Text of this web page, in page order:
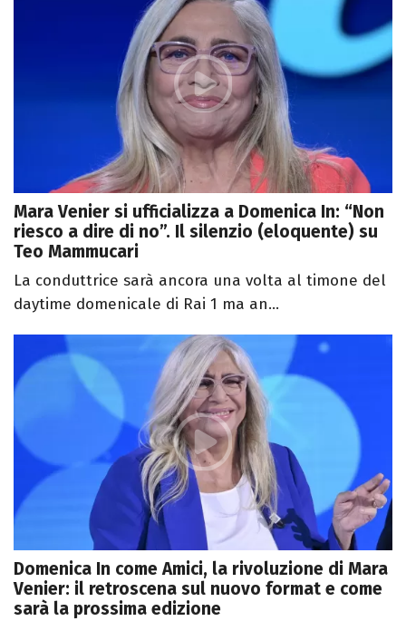
Mara Venier si ufficializza a Domenica In: “Non
riesco a dire di no”. Il silenzio (eloquente) su
Teo Mammucari
La conduttrice sarà ancora una volta al timone del
daytime domenicale di Rai 1 ma an...
Domenica In come Amici, la rivoluzione di Mara
Venier: il retroscena sul nuovo format e come
sarà la prossima edizione